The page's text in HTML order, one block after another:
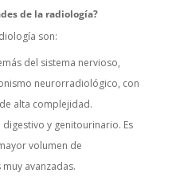
de la radiología?
son:
del sistema nervioso,
neurorradiológico, con
alta complejidad.
y genitourinario. Es
volumen de
avanzadas.